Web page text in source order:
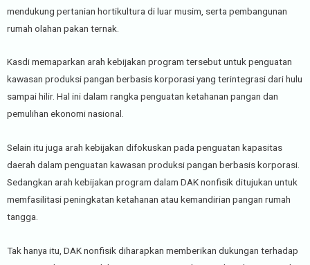
mendukung pertanian hortikultura di luar musim, serta pembangunan
rumah olahan pakan ternak.
Kasdi memaparkan arah kebijakan program tersebut untuk penguatan
kawasan produksi pangan berbasis korporasi yang terintegrasi dari hulu
sampai hilir. Hal ini dalam rangka penguatan ketahanan pangan dan
pemulihan ekonomi nasional.
Selain itu juga arah kebijakan difokuskan pada penguatan kapasitas
daerah dalam penguatan kawasan produksi pangan berbasis korporasi.
Sedangkan arah kebijakan program dalam DAK nonfisik ditujukan untuk
memfasilitasi peningkatan ketahanan atau kemandirian pangan rumah
tangga.
Tak hanya itu, DAK nonfisik diharapkan memberikan dukungan terhadap